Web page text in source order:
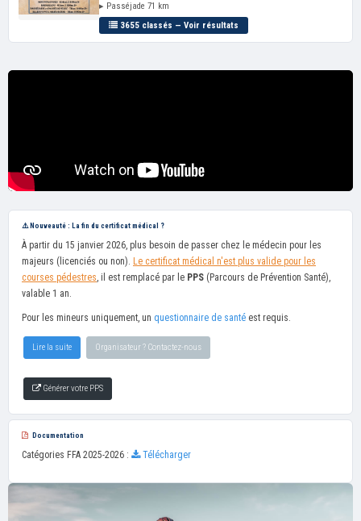
▸ Passéjade 71 km
3655 classés — Voir résultats
⚠️ Nouveauté : La fin du certificat médical ?
À partir du 15 janvier 2026, plus besoin de passer chez le médecin pour les
majeurs (licenciés ou non). Le certificat médical n'est plus valide pour les
courses pédestres, il est remplacé par le PPS (Parcours de Prévention Santé),
valable 1 an.
Pour les mineurs uniquement, un questionnaire de santé est requis.
Lire la suite Organisateur ? Contactez-nous
Générer votre PPS
Documentation
Catégories FFA 2025-2026 : Télécharger